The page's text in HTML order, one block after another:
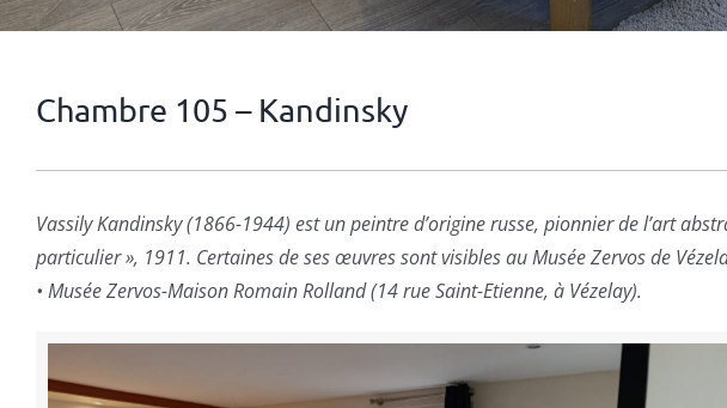
Chambre 105 – Kandinsky
Vassily Kandinsky (1866-1944) est un peintre d’origine russe, pionnier de l’art
particulier », 1911. Certaines de ses œuvres sont visibles au Musée Zervos de
• Musée Zervos-Maison Romain Rolland (14 rue Saint-Etienne, à Vézelay).